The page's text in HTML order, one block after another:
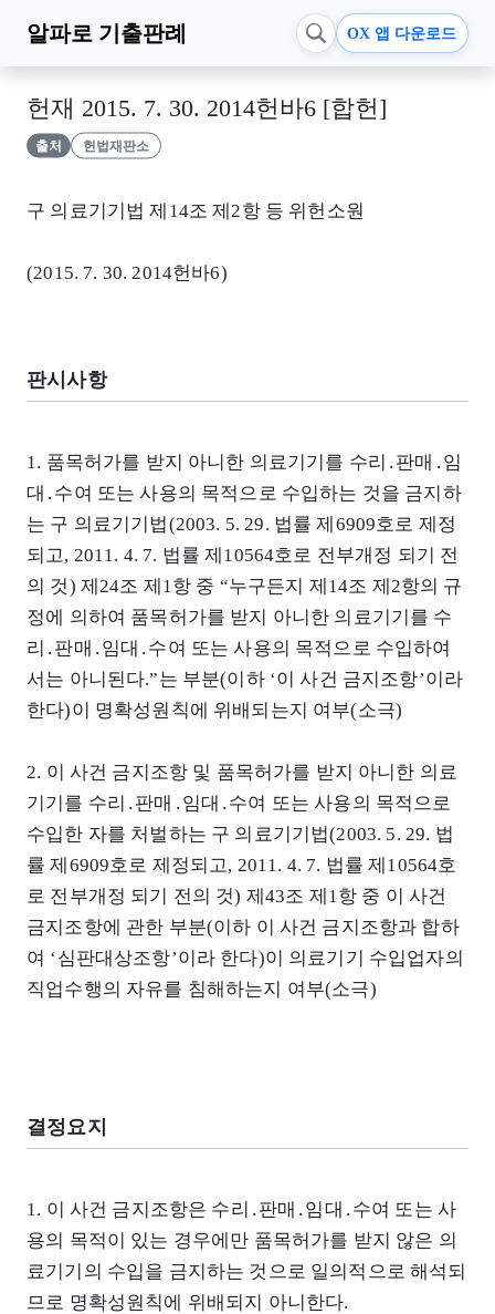
알파로 기출판례 OX 앱 다운로드
헌재 2015. 7. 30. 2014헌바6 [합헌]
출처 헌법재판소
구 의료기기법 제14조 제2항 등 위헌소원
(2015. 7. 30. 2014헌바6)
판시사항
1. 품목허가를 받지 아니한 의료기기를 수리․판매․임
대․수여 또는 사용의 목적으로 수입하는 것을 금지하
는 구 의료기기법(2003. 5. 29. 법률 제6909호로 제정
되고, 2011. 4. 7. 법률 제10564호로 전부개정 되기 전
의 것) 제24조 제1항 중 “누구든지 제14조 제2항의 규
정에 의하여 품목허가를 받지 아니한 의료기기를 수
리․판매․임대․수여 또는 사용의 목적으로 수입하여
서는 아니된다.”는 부분(이하 ‘이 사건 금지조항’이라
한다)이 명확성원칙에 위배되는지 여부(소극)
2. 이 사건 금지조항 및 품목허가를 받지 아니한 의료
기기를 수리․판매․임대․수여 또는 사용의 목적으로
수입한 자를 처벌하는 구 의료기기법(2003. 5. 29. 법
률 제6909호로 제정되고, 2011. 4. 7. 법률 제10564호
로 전부개정 되기 전의 것) 제43조 제1항 중 이 사건
금지조항에 관한 부분(이하 이 사건 금지조항과 합하
여 ‘심판대상조항’이라 한다)이 의료기기 수입업자의
직업수행의 자유를 침해하는지 여부(소극)
결정요지
1. 이 사건 금지조항은 수리․판매․임대․수여 또는 사
용의 목적이 있는 경우에만 품목허가를 받지 않은 의
료기기의 수입을 금지하는 것으로 일의적으로 해석되
므로 명확성원칙에 위배되지 아니한다.